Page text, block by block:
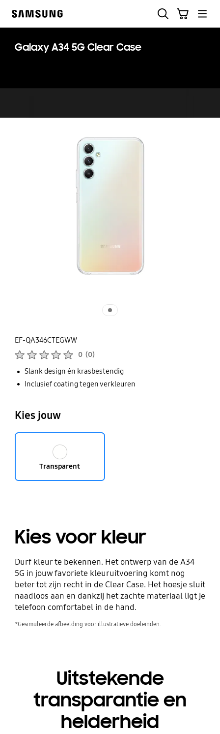
Galaxy A34 5G Clear Case
EF-QA346CTEGWW
0 (0)
Slank design én krasbestendig
Inclusief coating tegen verkleuren
Kies jouw
Transparent
Kies voor kleur
Durf kleur te bekennen. Het ontwerp van de A34
5G in jouw favoriete kleuruitvoering komt nog
beter tot zijn recht in de Clear Case. Het hoesje sluit
naadloos aan en dankzij het zachte materiaal ligt je
telefoon comfortabel in de hand.
*Gesimuleerde afbeelding voor illustratieve doeleinden.
Uitstekende
transparantie en
helderheid